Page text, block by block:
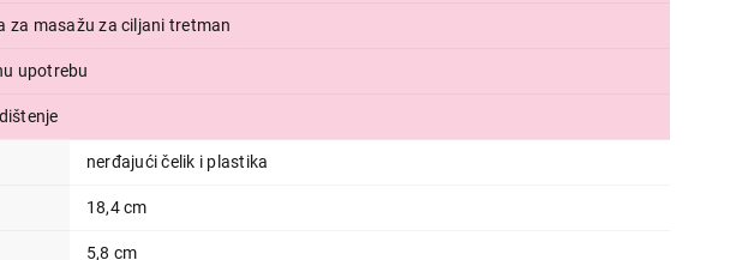
za masažu za ciljani tretman
upotrebu
nerđajući čelik i plastika
18,4 cm
5,8 cm